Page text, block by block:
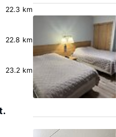
22.3 km
22.8 km
23.2 km